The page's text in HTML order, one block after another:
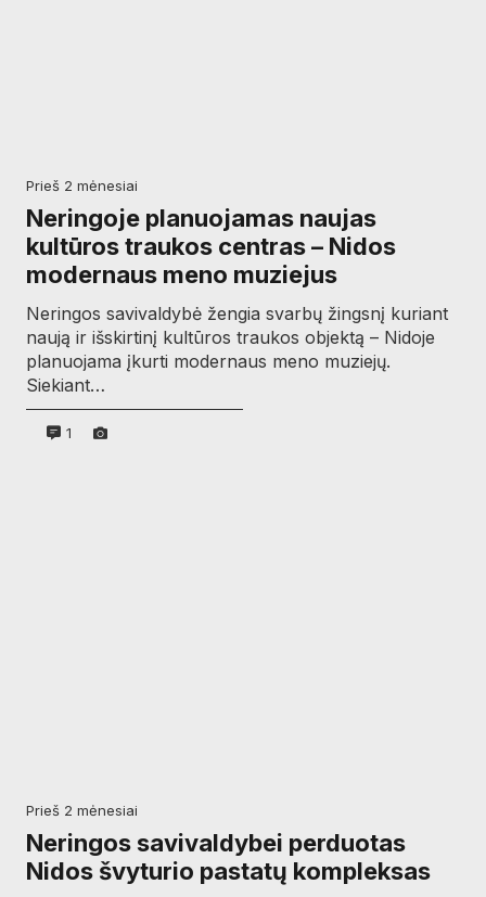
prieš 2 mėnesiai
Neringoje planuojamas naujas
kultūros traukos centras – Nidos
modernaus meno muziejus
Neringos savivaldybė žengia svarbų žingsnį kuriant
naują ir išskirtinį kultūros traukos objektą – Nidoje
planuojama įkurti modernaus meno muziejų.
Siekiant…
1
prieš 2 mėnesiai
Neringos savivaldybei perduotas
Nidos švyturio pastatų kompleksas